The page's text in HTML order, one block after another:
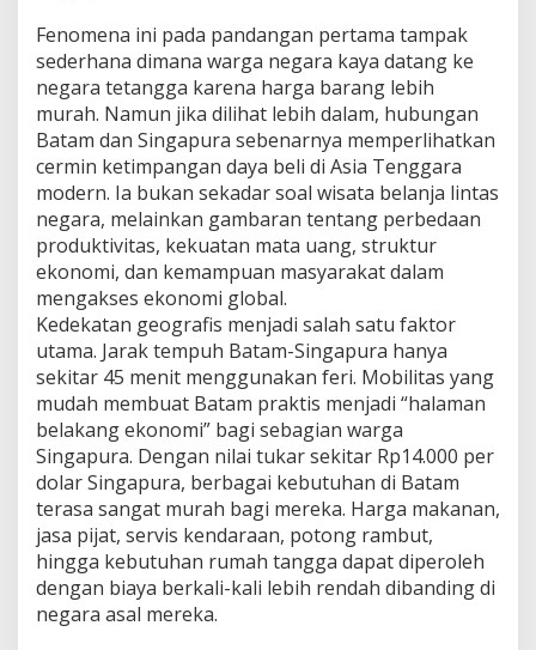
e
n
g
g
a
r
a
Fenomena ini pada pandangan pertama tampak
sederhana dimana warga negara kaya datang ke
negara tetangga karena harga barang lebih
murah. Namun jika dilihat lebih dalam, hubungan
Batam dan Singapura sebenarnya memperlihatkan
cermin ketimpangan daya beli di Asia Tenggara
modern. Ia bukan sekadar soal wisata belanja lintas
negara, melainkan gambaran tentang perbedaan
produktivitas, kekuatan mata uang, struktur
ekonomi, dan kemampuan masyarakat dalam
mengakses ekonomi global.
Kedekatan geografis menjadi salah satu faktor
utama. Jarak tempuh Batam-Singapura hanya
sekitar 45 menit menggunakan feri. Mobilitas yang
mudah membuat Batam praktis menjadi “halaman
belakang ekonomi” bagi sebagian warga
Singapura. Dengan nilai tukar sekitar Rp14.000 per
dolar Singapura, berbagai kebutuhan di Batam
terasa sangat murah bagi mereka. Harga makanan,
jasa pijat, servis kendaraan, potong rambut,
hingga kebutuhan rumah tangga dapat diperoleh
dengan biaya berkali-kali lebih rendah dibanding di
negara asal mereka.